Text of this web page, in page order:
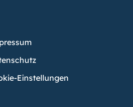
Einstellungen